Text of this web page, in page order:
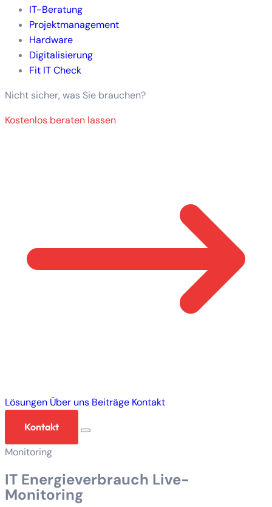
IT-Beratung
Projektmanagement
Hardware
Digitalisierung
Fit IT Check
Nicht sicher, was Sie brauchen?
Kostenlos beraten lassen
Lösungen Über uns Beiträge Kontakt
Kontakt
Monitoring
IT Energieverbrauch Live-
Monitoring